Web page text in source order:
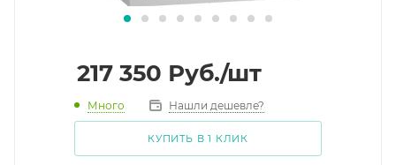
217 350 Руб./шт
Много Нашли дешевле?
КУПИТЬ В 1 КЛИК